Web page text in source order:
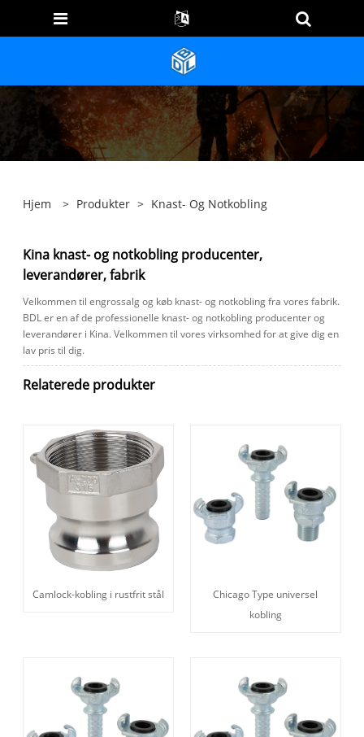
Hjem > Produkter > Knast- Og Notkobling
Kina knast- og notkobling producenter,
leverandører, fabrik
Velkommen til engrossalg og køb knast- og notkobling fra vores fabrik.
BDL er en af ​​de professionelle knast- og notkobling producenter og
leverandører i Kina. Velkommen til vores virksomhed for at give dig en
lav pris til dig.
Relaterede produkter
Camlock-kobling i rustfrit stål
Chicago Type universel
kobling